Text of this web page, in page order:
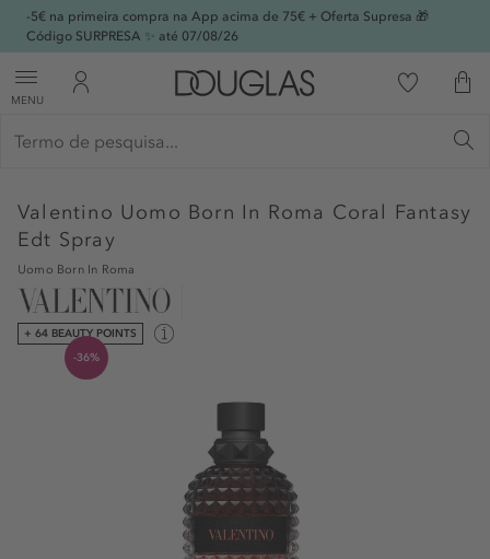
-5€ na primeira compra na App acima de 75€ + Oferta Supresa 🎁
Código SURPRESA ✨ até 07/08/26
MENU
Valentino Uomo Born In Roma Coral Fantasy
Edt Spray
Uomo Born In Roma
+ 64 BEAUTY POINTS
-36%